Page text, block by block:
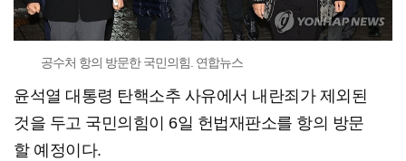
공수처 항의 방문한 국민의힘. 연합뉴스
윤석열 대통령 탄핵소추 사유에서 내란죄가 제외된
것을 두고 국민의힘이 6일 헌법재판소를 항의 방문
할 예정이다.